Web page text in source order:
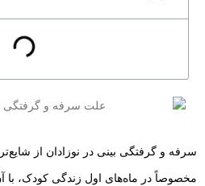
سرفه و گرفتگی بینی در نوزادان از
مخصوصاً در ماه‌های اول زندگی کودک، با